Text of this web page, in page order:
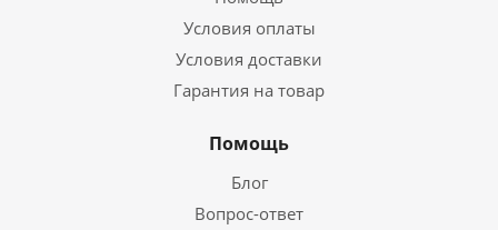
Условия оплаты
Условия доставки
Гарантия на товар
Помощь
Блог
Вопрос-ответ